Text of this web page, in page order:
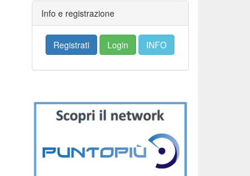
Info e registrazione
Registrati Login INFO